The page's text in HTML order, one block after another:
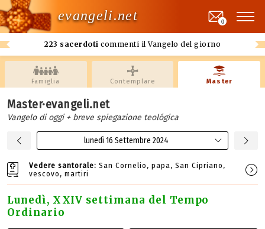
evangeli.net
223 sacerdoti commenti il Vangelo del giorno
0
Famiglia Contemplare Master
Master·evangeli.net
Vangelo di oggi + breve spiegazione teológica
lunedì 16 Settembre 2024
Vedere santorale: San Cornelio, papa, San Cipriano,
vescovo, martiri
Lunedì, XXIV settimana del Tempo
Ordinario